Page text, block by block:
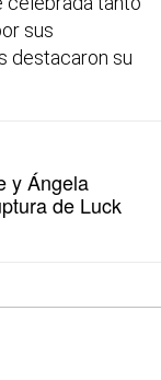
sus
destacaron su
y Ángela
de Luck